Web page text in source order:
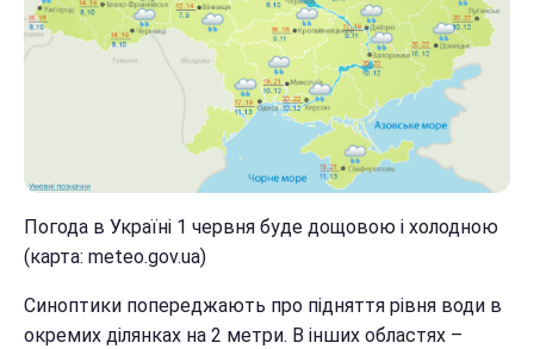
Погода в Україні 1 червня буде дощовою і холодною
(карта: meteo.gov.ua)
Синоптики попереджають про підняття рівня води в
окремих ділянках на 2 метри. В інших областях –